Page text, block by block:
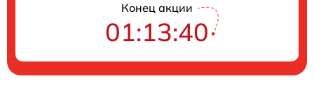
Конец акции
01:13:39